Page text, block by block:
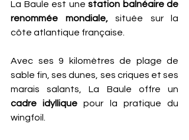
La Baule est une station balnéaire de
renommée mondiale, située sur la
côte atlantique française.
Avec ses 9 kilomètres de plage de
sable fin, ses dunes, ses criques et ses
cadre idyllique pour la pratique du
wingfoil.